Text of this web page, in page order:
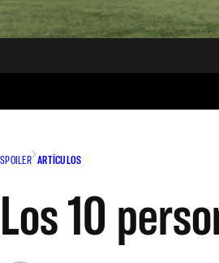
SPOILER ARTÍCULOS
Los 10